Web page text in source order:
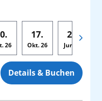
26
17.
Okt.26
24.
Jun.
Details & Buchen